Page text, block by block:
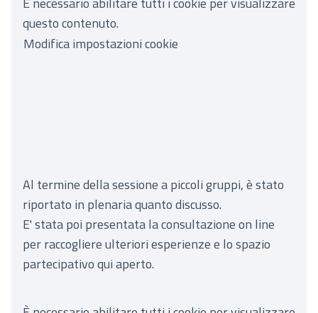
questo contenuto.
Modifica impostazioni cookie
Al termine della sessione a piccoli gruppi, è stato
riportato in plenaria quanto discusso.
E' stata poi presentata la consultazione on line
per raccogliere ulteriori esperienze e lo spazio
partecipativo qui aperto.